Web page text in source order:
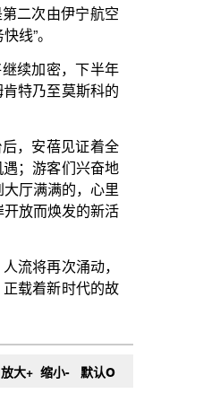
放大+ 缩小- 默认o